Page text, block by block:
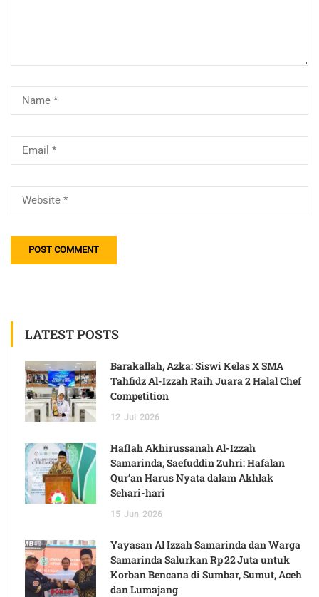
LATEST POSTS
Barakallah, Azka: Siswi Kelas X SMA
Tahfidz Al-Izzah Raih Juara 2 Halal Chef
Competition
12 Jul 2026
Haflah Akhirussanah Al-Izzah
Samarinda, Saefuddin Zuhri: Hafalan
Qur’an Harus Nyata dalam Akhlak
Sehari-hari
15 Jun 2026
Yayasan Al Izzah Samarinda dan Warga
Samarinda Salurkan Rp 22 Juta untuk
Korban Bencana di Sumbar, Sumut, Aceh
dan Lumajang